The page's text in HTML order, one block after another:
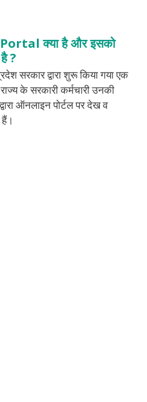
क्या है और इसको
?
सरकार द्वारा शुरू किया गया एक
के सरकारी कर्मचारी उनकी
ऑनलाइन पोर्टल पर देख व